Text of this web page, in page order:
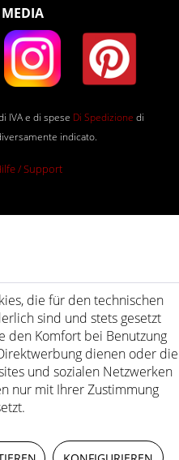
IVA e di spese Di Spedizione di
indicato.
/ Support
die für den technischen
sind und stets gesetzt
den Komfort bei Benutzung
dienen oder die
und sozialen Netzwerken
nur mit Ihrer Zustimmung